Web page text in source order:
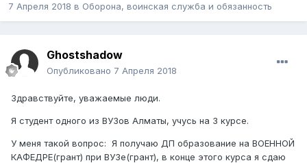
7 Апреля 2018 в Оборона, воинская служба и обязанность
Ghostshadow
Опубликовано 7 Апреля 2018
Здравствуйте, уважаемые люди.
Я студент одного из ВУЗов Алматы, учусь на 3 курсе.
У меня такой вопрос: Я получаю ДП образование на ВОЕННОЙ
КАФЕДРЕ(грант) при ВУЗе(грант), в конце этого курса я сдаю